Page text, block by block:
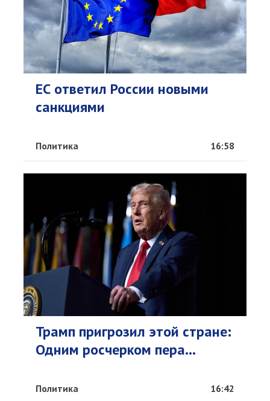
ЕС ответил России новыми
санкциями
Политика 16:58
Трамп пригрозил этой стране:
Одним росчерком пера...
Политика 16:42